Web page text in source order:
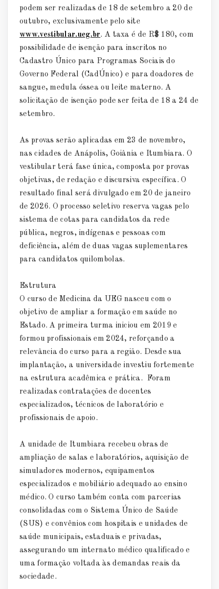
podem ser realizadas de 18 de setembro a 20 de
outubro, exclusivamente pelo site
www.vestibular.ueg.br. A taxa é de R$ 180, com
possibilidade de isenção para inscritos no
Cadastro Único para Programas Sociais do
Governo Federal (CadÚnico) e para doadores de
sangue, medula óssea ou leite materno. A
solicitação de isenção pode ser feita de 18 a 24 de
setembro.
As provas serão aplicadas em 23 de novembro,
nas cidades de Anápolis, Goiânia e Itumbiara. O
vestibular terá fase única, composta por provas
objetivas, de redação e discursiva específica. O
resultado final será divulgado em 20 de janeiro
de 2026. O processo seletivo reserva vagas pelo
sistema de cotas para candidatos da rede
pública, negros, indígenas e pessoas com
deficiência, além de duas vagas suplementares
para candidatos quilombolas.
Estrutura
O curso de Medicina da UEG nasceu com o
objetivo de ampliar a formação em saúde no
Estado. A primeira turma iniciou em 2019 e
formou profissionais em 2024, reforçando a
relevância do curso para a região. Desde sua
implantação, a universidade investiu fortemente
na estrutura acadêmica e prática. Foram
realizadas contratações de docentes
especializados, técnicos de laboratório e
profissionais de apoio.
A unidade de Itumbiara recebeu obras de
ampliação de salas e laboratórios, aquisição de
simuladores modernos, equipamentos
especializados e mobiliário adequado ao ensino
médico. O curso também conta com parcerias
consolidadas com o Sistema Único de Saúde
(SUS) e convênios com hospitais e unidades de
saúde municipais, estaduais e privadas,
assegurando um internato médico qualificado e
uma formação voltada às demandas reais da
sociedade.